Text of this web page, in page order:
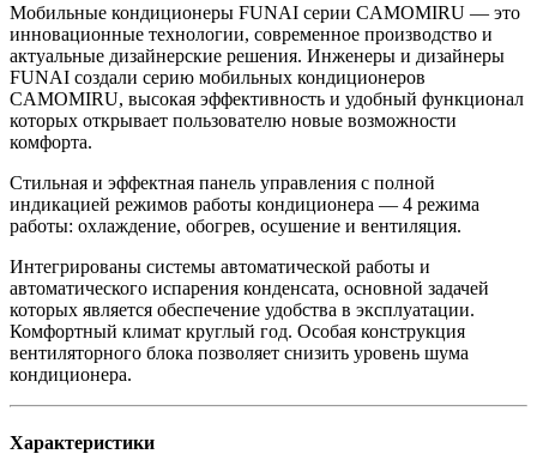
Мобильные кондиционеры FUNAI серии CAMOMIRU — это
инновационные технологии, современное производство и
актуальные дизайнерские решения. Инженеры и дизайнеры
FUNAI создали серию мобильных кондиционеров
CAMOMIRU, высокая эффективность и удобный функционал
которых открывает пользователю новые возможности
комфорта.
Стильная и эффектная панель управления с полной
индикацией режимов работы кондиционера — 4 режима
работы: охлаждение, обогрев, осушение и вентиляция.
Интегрированы системы автоматической работы и
автоматического испарения конденсата, основной задачей
которых является обеспечение удобства в эксплуатации.
Комфортный климат круглый год. Особая конструкция
вентиляторного блока позволяет снизить уровень шума
кондиционера.
Характеристики